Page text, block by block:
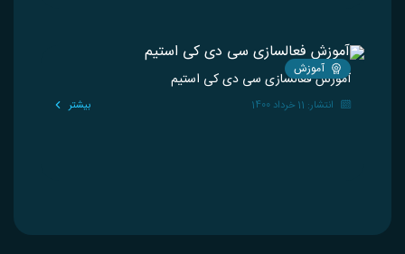
آموزش
آموزش فعالسازی سی دی کی استیم
انتشار: 11 خرداد 1400 بیشتر